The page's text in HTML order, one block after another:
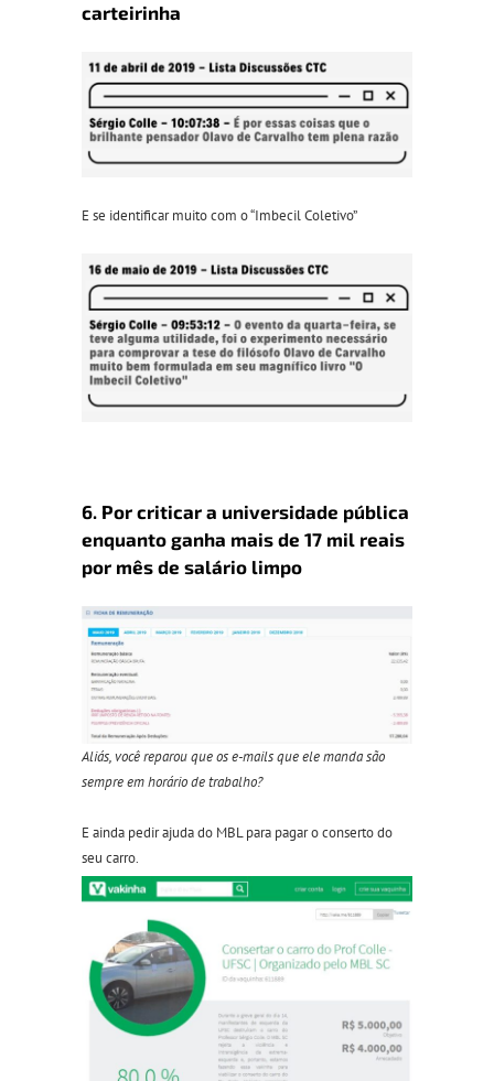
carteirinha
E se identificar muito com o “Imbecil Coletivo”
6. Por criticar a universidade pública
enquanto ganha mais de 17 mil reais
por mês de salário limpo
Aliás, você reparou que os e-mails que ele manda são
sempre em horário de trabalho?
E ainda pedir ajuda do MBL para pagar o conserto do
seu carro.